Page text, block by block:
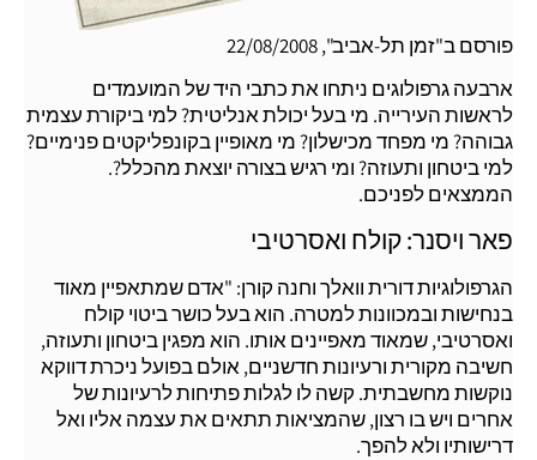
פורסם ב"זמן תל-אביב", 22/08/2008
ארבעה גרפולוגים ניתחו את כתבי היד של המועמדים
לראשות העירייה. מי בעל יכולת אנליטית? למי ביקורת עצמית
גבוהה? מי מפחד מכישלון? מי מאופיין בקונפליקטים פנימיים?
למי ביטחון ותעוזה? ומי רגיש בצורה יוצאת מהכלל?.
הממצאים לפניכם.
פאר ויסנר: קולח ואסרטיבי
הגרפולוגיות דורית וואלך וחנה קורן: "אדם שמתאפיין מאוד
בנחישות ובמכוונות למטרה. הוא בעל כושר ביטוי קולח
ואסרטיבי, שמאוד מאפיינים אותו. הוא מפגין ביטחון ותעוזה,
חשיבה מקורית ורעיונות חדשניים, אולם בפועל ניכרת דווקא
נוקשות מחשבתית. קשה לו לגלות פתיחות לרעיונות של
אחרים ויש בו רצון, שהמציאות תתאים את עצמה אליו ואל
דרישותיו ולא להפך.